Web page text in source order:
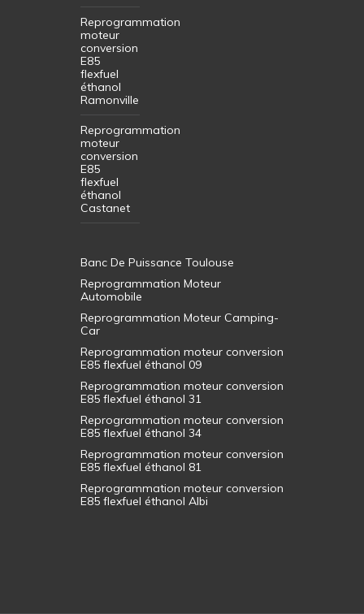
Reprogrammation
moteur
conversion
E85
flexfuel
éthanol
Ramonville
Reprogrammation
moteur
conversion
E85
flexfuel
éthanol
Castanet
Banc De Puissance Toulouse
Reprogrammation Moteur
Automobile
Reprogrammation Moteur Camping-
Car
Reprogrammation moteur conversion
E85 flexfuel éthanol 09
Reprogrammation moteur conversion
E85 flexfuel éthanol 31
Reprogrammation moteur conversion
E85 flexfuel éthanol 34
Reprogrammation moteur conversion
E85 flexfuel éthanol 81
Reprogrammation moteur conversion
E85 flexfuel éthanol Albi